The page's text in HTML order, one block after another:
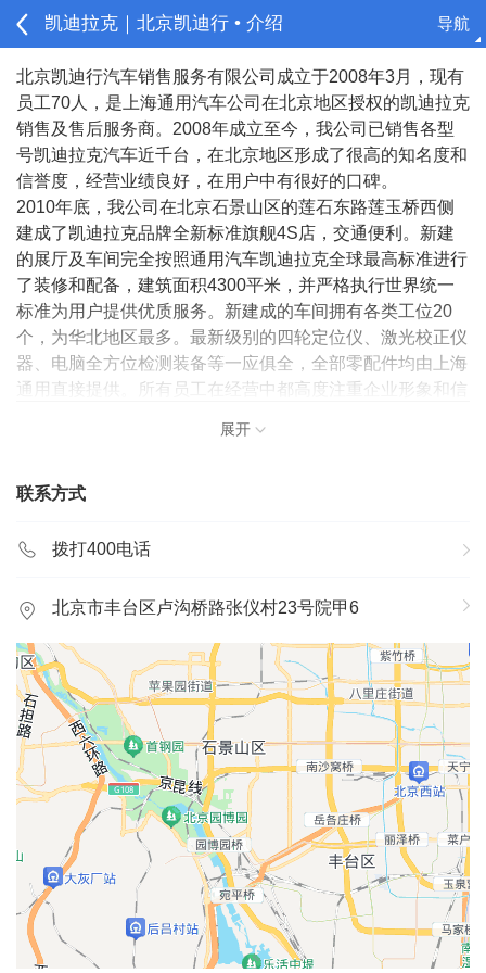
凯迪拉克｜北京凯迪行 • 介绍 导航
请登录
北京凯迪行汽车销售服务有限公司成立于2008年3月，现有
员工70人，是上海通用汽车公司在北京地区授权的凯迪拉克
销售及售后服务商。2008年成立至今，我公司已销售各型
号凯迪拉克汽车近千台，在北京地区形成了很高的知名度和
信誉度，经营业绩良好，在用户中有很好的口碑。
2010年底，我公司在北京石景山区的莲石东路莲玉桥西侧
建成了凯迪拉克品牌全新标准旗舰4S店，交通便利。新建
的展厅及车间完全按照通用汽车凯迪拉克全球最高标准进行
了装修和配备，建筑面积4300平米，并严格执行世界统一
标准为用户提供优质服务。新建成的车间拥有各类工位20
个，为华北地区最多。最新级别的四轮定位仪、激光校正仪
器、电脑全方位检测装备等一应俱全，全部零配件均由上海
通用直接提供。所有员工在经营中都高度注重企业形象和信
所有维修技师均具备中级以上技术等级，高级工比例占全部
定，技术力量雄厚。
工具，组织严密的现代化管理，准备着24小时无节假日全天
候为您服务，并实行预约及上门服务。
我公司通过公开招标，先后与人保东城支公司、平安保险公
司、太平洋保险丰台支公司建立了合作关系，店内投保车辆
如不涉及第三方事故，可办理直赔手续，客户无须垫付任何
费用，报险手续简便，为客户提供了最便捷的服务。
我公司有一套完善的员工培训机制，定期对各工种、各岗位
人员进行岗位培训和技术、技能培训以及继续教育，确保员
工技术能力不断提高，适应新知识、新车型、新技术的发
北京凯迪行汽车销售服务中心为用户提供前店后厂、售修一
体的24小时全天候服务，购车省心、修车方便，原厂配件销
售，代办保险、年检，免费咨询，通用原装精品配件销售、
汽车美容精品装饰等一条龙服务，维修预约还可享优先。
我们承诺，将用我们全体员工的不懈努力，给客户带来“家”
展开
联系方式
拨打400电话
北京市丰台区卢沟桥路张仪村23号院甲6